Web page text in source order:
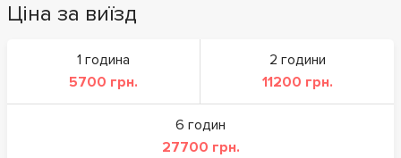
Ціна за виїзд
1 година
5700 грн.
2 години
11200 грн.
6 годин
27700 грн.